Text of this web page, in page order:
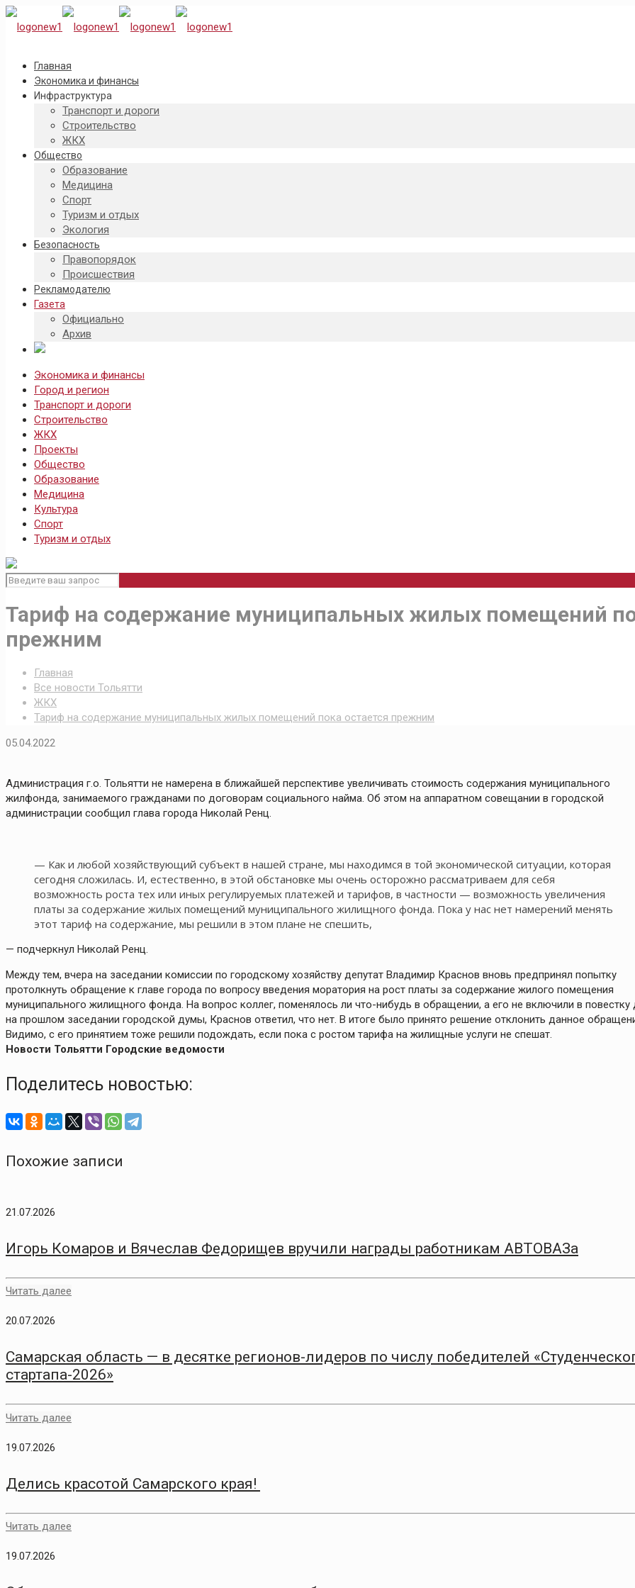
Главная
Экономика и финансы
Инфраструктура
Транспорт и дороги
Строительство
ЖКХ
Общество
Образование
Медицина
Спорт
Туризм и отдых
Экология
Безопасность
Правопорядок
Происшествия
Рекламодателю
Газета
Официально
Архив
Экономика и финансы
Город и регион
Транспорт и дороги
Строительство
ЖКХ
Проекты
Общество
Образование
Медицина
Культура
Спорт
Туризм и отдых
Тариф на содержание муниципальных жилых помещений
прежним
Главная
Все новости Тольятти
ЖКХ
Тариф на содержание муниципальных жилых помещений пока остается прежним
05.04.2022
Администрация г.о. Тольятти не намерена в ближайшей перспективе увеличивать стоимость содержания муниципального
жилфонда, занимаемого гражданами по договорам социального найма. Об этом на аппаратном совещании в городской
администрации сообщил глава города Николай Ренц.
— Как и любой хозяйствующий субъект в нашей стране, мы находимся в той экономической ситуации, которая
сегодня сложилась. И, естественно, в этой обстановке мы очень осторожно рассматриваем для себя
возможность роста тех или иных регулируемых платежей и тарифов, в частности — возможность увеличения
платы за содержание жилых помещений муниципального жилищного фонда. Пока у нас нет намерений менять
этот тариф на содержание, мы решили в этом плане не спешить,
— подчеркнул Николай Ренц.
Между тем, вчера на заседании комиссии по городскому хозяйству депутат Владимир Краснов вновь предпринял попытку
протолкнуть обращение к главе города по вопросу введения моратория на рост платы за содержание жилого помещения
муниципального жилищного фонда. На вопрос коллег, поменялось ли что-нибудь в обращении, а его не включили в повестку
на прошлом заседании городской думы, Краснов ответил, что нет. В итоге было принято решение отклонить данное
Видимо, с его принятием тоже решили подождать, если пока с ростом тарифа на жилищные услуги не спешат.
Новости Тольятти Городские ведомости
Поделитесь новостью:
Похожие записи
21.07.2026
Игорь Комаров и Вячеслав Федорищев вручили награды работникам АВТОВАЗа
Читать далее
20.07.2026
Самарская область — в десятке регионов-лидеров по числу победителей
стартапа-2026»
Читать далее
19.07.2026
Делись красотой Самарского края!
Читать далее
19.07.2026